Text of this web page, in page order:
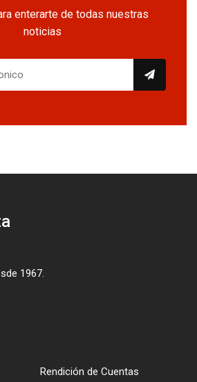
enterarte de todas nuestras
noticias
1967.
Rendición de Cuentas